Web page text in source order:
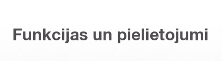
Funkcijas un pielietojumi